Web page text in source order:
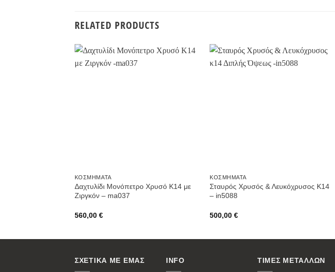
RELATED PRODUCTS
ΚΟΣΜΉΜΑΤΑ
Δαχτυλίδι Μονόπετρο Χρυσό Κ14 με
Ζιργκόν – ma037
560,00 €
ΚΟΣΜΉΜΑΤΑ
Σταυρός Χρυσός & Λευκόχρυσος Κ14
– in5088
500,00€
ΣΧΕΤΙΚΑ ΜΕ ΕΜΑΣ INFO ΤΙΜΕΣ ΜΕΤΑΛΛΩΝ